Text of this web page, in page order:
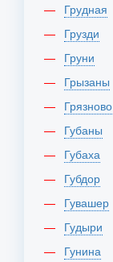
Грудная
Грузди
Груни
Грызаны
Грязново
Губаны
Губаха
Губдор
Гувашер
Гудыри
Гунина